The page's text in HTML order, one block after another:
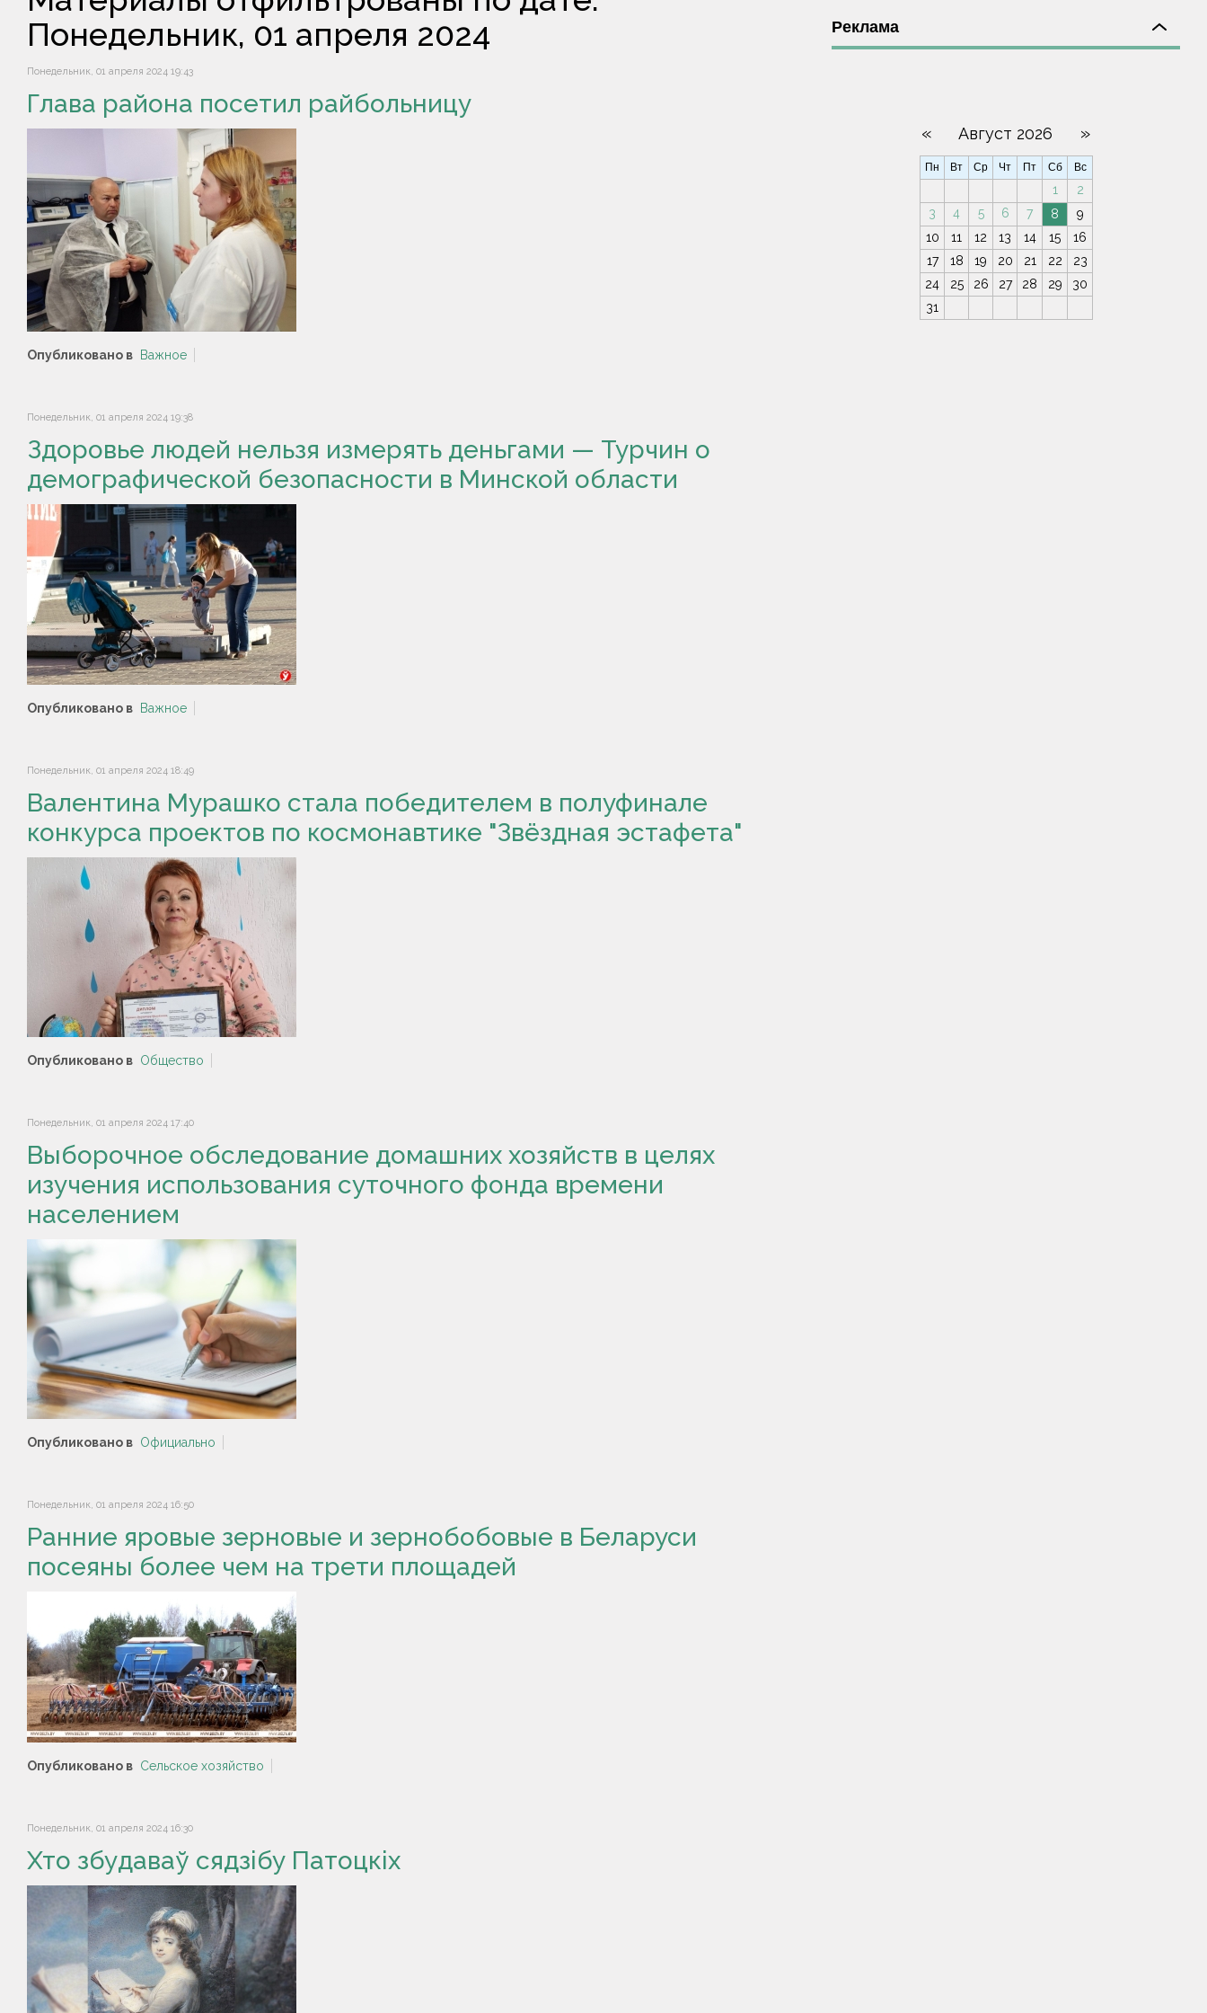
Понедельник, 01 апреля 2024
Понедельник, 01 апреля 2024 19:43
Глава района посетил райбольницу
Опубликовано в Важное
Понедельник, 01 апреля 2024 19:38
Здоровье людей нельзя измерять деньгами — Турчин о
демографической безопасности в Минской области
Опубликовано в Важное
Понедельник, 01 апреля 2024 18:49
Валентина Мурашко стала победителем в полуфинале
конкурса проектов по космонавтике "Звёздная эстафета"
Опубликовано в Общество
Понедельник, 01 апреля 2024 17:40
Выборочное обследование домашних хозяйств в целях
изучения использования суточного фонда времени
населением
Опубликовано в Официально
Понедельник, 01 апреля 2024 16:50
Ранние яровые зерновые и зернобобовые в Беларуси
посеяны более чем на трети площадей
Опубликовано в Сельское хозяйство
Понедельник, 01 апреля 2024 16:30
Хто збудаваў сядзібу Патоцкіх
Реклама
« Август 2026 »
Пн Вт Ср Чт Пт Сб Вс
1
2
3
4 5 6 7 8
9
10
11 12 13 14 15
16
17
18 19 20 21 22
23
24
25 26 27 28 29
30
31